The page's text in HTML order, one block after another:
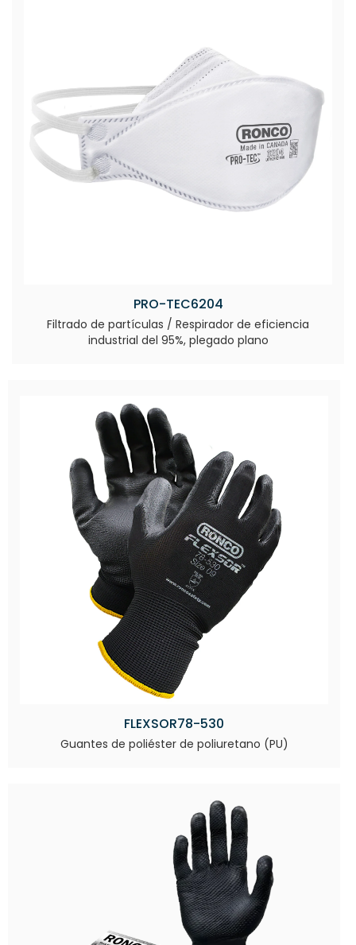
PRO-TEC6204
Filtrado de partículas / Respirador de eficiencia
industrial del 95%, plegado plano
FLEXSOR78-530
Guantes de poliéster de poliuretano (PU)